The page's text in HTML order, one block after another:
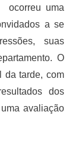
ocorreu uma
a se
suas
O
da tarde, com
dos
avaliação